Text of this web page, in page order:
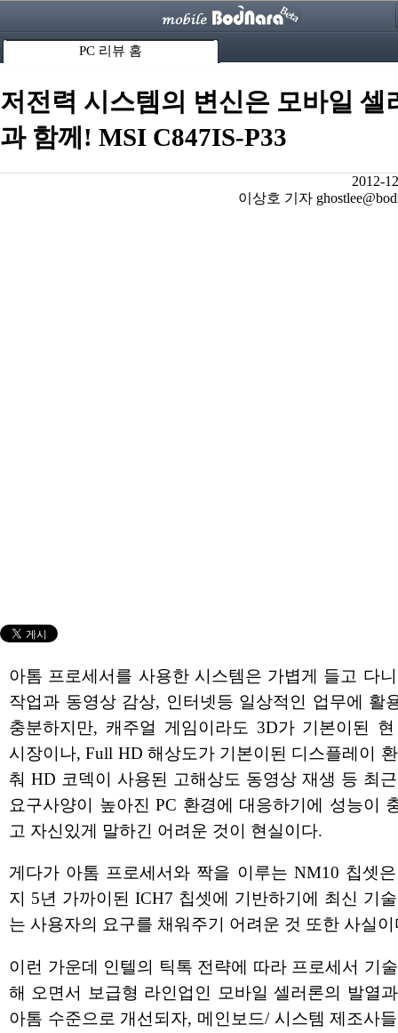
PC 리뷰 홈
저전력 시스템의 변신은 모바일 셀
과 함께! MSI C847IS-P33
2012-
이상호 기자
아톰 프로세서를 사용한 시스템은 가볍게 들고 다
작업과 동영상 감상, 인터넷등 일상적인 업무에 활
충분하지만, 캐주얼 게임이라도 3D가 기본이된
시장이나, Full HD 해상도가 기본이된 디스플레이
춰 HD 코덱이 사용된 고해상도 동영상 재생 등 최
요구사양이 높아진 PC 환경에 대응하기에 성능이
고 자신있게 말하긴 어려운 것이 현실이다.
게다가 아톰 프로세서와 짝을 이루는 NM10 칩셋
지 5년 가까이된 ICH7 칩셋에 기반하기에 최신 기
는 사용자의 요구를 채워주기 어려운 것 또한 사실이
이런 가운데 인텔의 틱톡 전략에 따라 프로세서 기
해 오면서 보급형 라인업인 모바일 셀러론의 발열
아톰 수준으로 개선되자, 메인보드/ 시스템 제조사